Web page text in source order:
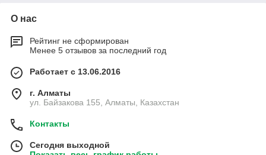
О нас
Рейтинг не сформирован
Менее 5 отзывов за последний год
Работает с 13.06.2016
г. Алматы
ул. Байзакова 155, Алматы, Казахстан
Контакты
Сегодня выходной